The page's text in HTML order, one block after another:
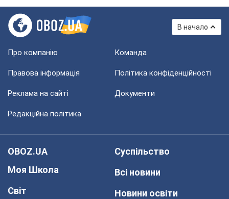
В начало
Про компанію Команда
Правова інформація Політика конфіденційності
Реклама на сайті Документи
Редакційна політика
OBOZ.UA
Моя Школа
Світ
Суспільство
Всі новини
Новини освіти